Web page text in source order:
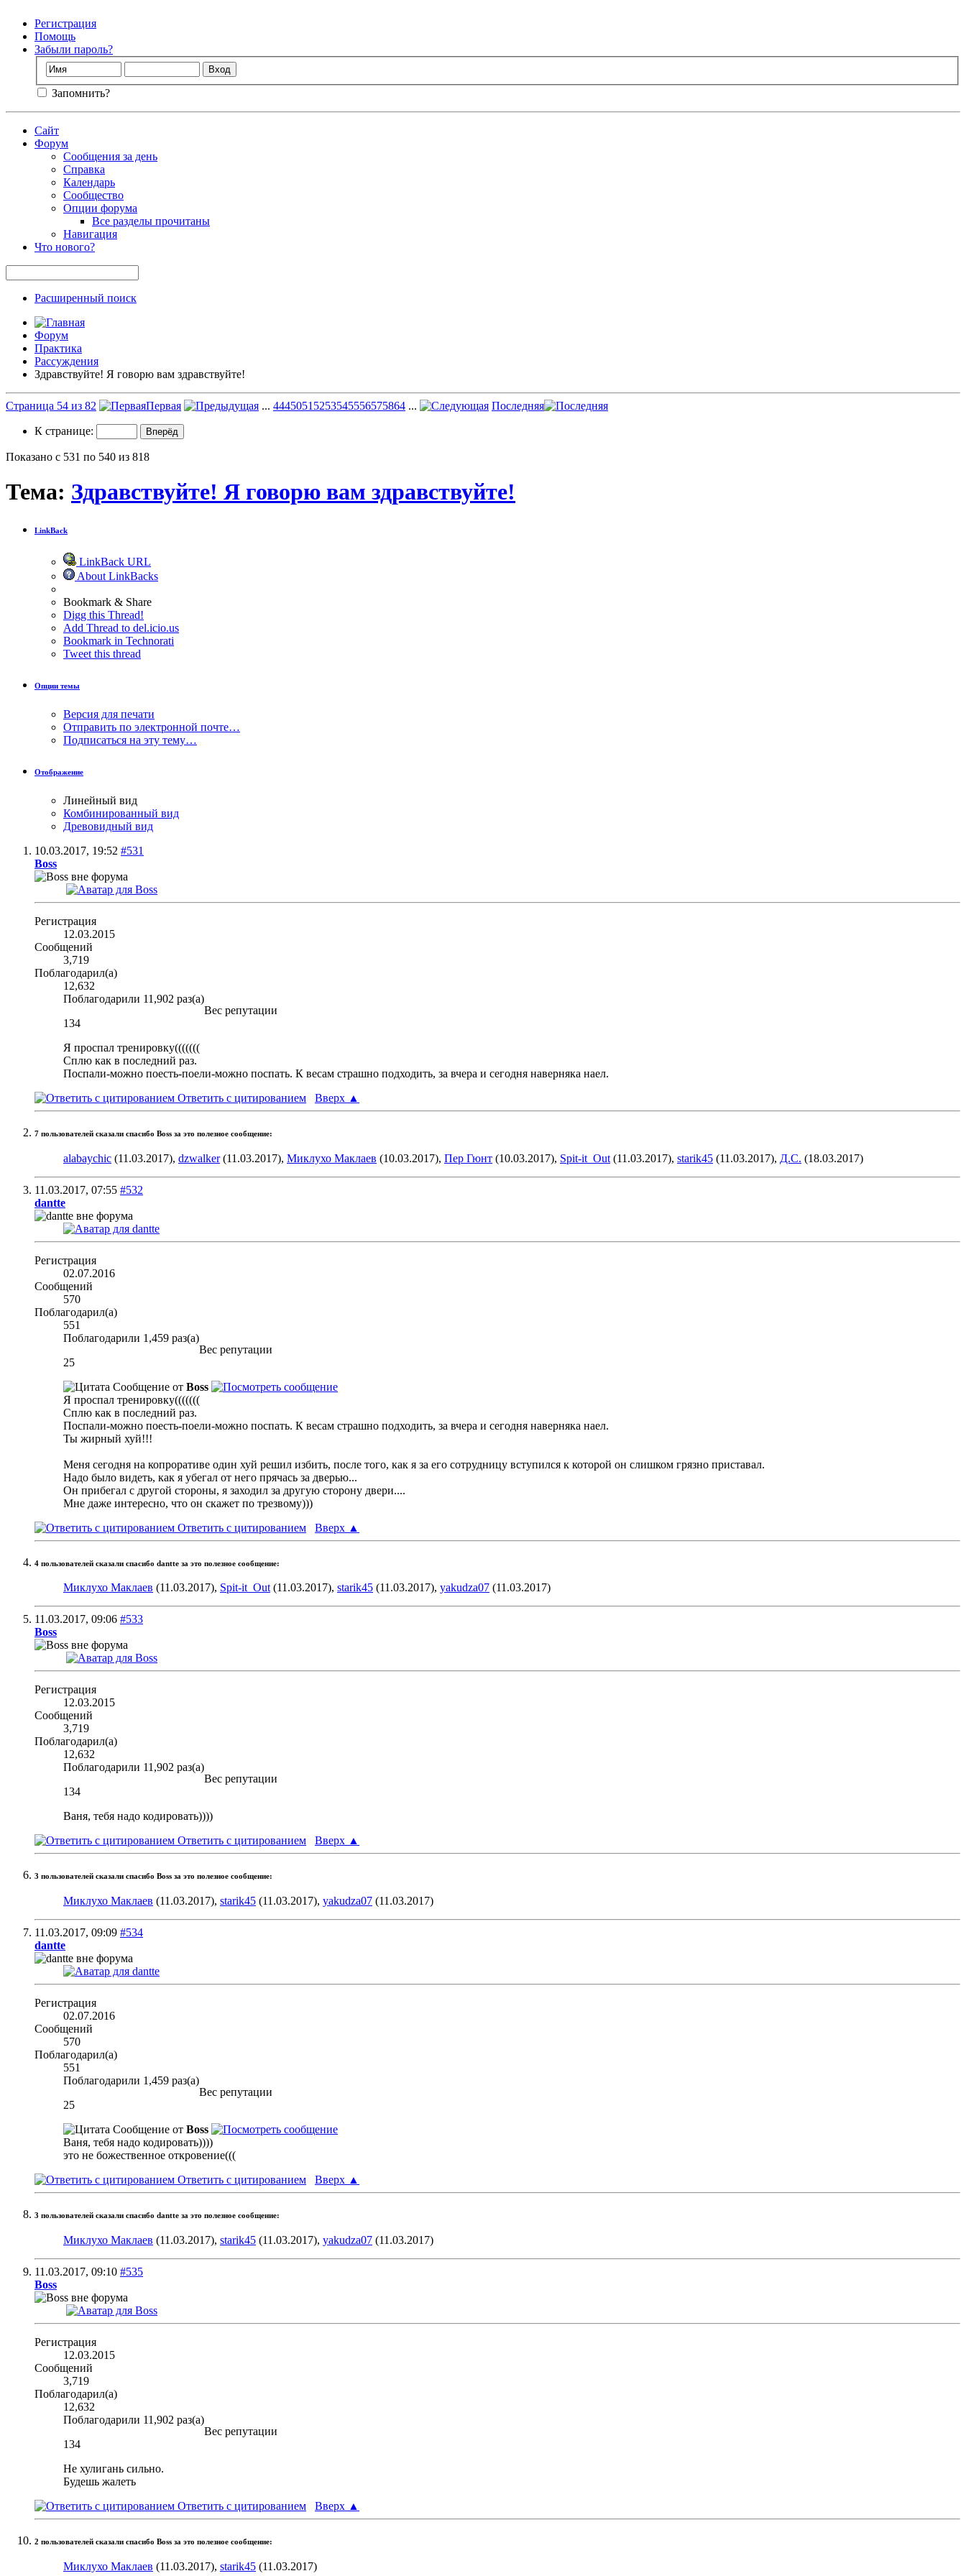
Регистрация
Помощь
Забыли пароль?
Запомнить?
Сайт
Форум
Сообщения за день
Справка
Календарь
Сообщество
Опции форума
Все разделы прочитаны
Навигация
Что нового?
Расширенный поиск
Форум
Практика
Рассуждения
Здравствуйте! Я говорю вам здравствуйте!
Страница 54 из 82 Первая ... 4445051 5253545556575864 ... Последняя
К странице:
Показано с 531 по 540 из 818
Тема: Здравствуйте! Я говорю вам здравствуйте!
LinkBack
LinkBack URL
About LinkBacks
Bookmark & Share
Digg this Thread!
Add Thread to del.icio.us
Bookmark in Technorati
Tweet this thread
Опции темы
Версия для печати
Отправить по электронной почте…
Подписаться на эту тему…
Отображение
Линейный вид
Комбинированный вид
Древовидный вид
10.03.2017, 19:52 #531
Boss
Регистрация
12.03.2015
Сообщений
3,719
Поблагодарил(а)
12,632
Поблагодарили 11,902 раз(а)
Вес репутации
134
Я проспал тренировку(((((((
Сплю как в последний раз.
Поспали-можно поесть-поели-можно поспать. К весам страшно подходить, за вчера и сегодня наверняка наел.
Ответить с цитированием
Вверх ▲
7 пользователей сказали cпасибо Boss за это полезное сообщение:
alabaychic (11.03.2017), dzwalker(11.03.2017), Миклухо Маклаев (10.03.2017), Пер Гюнт (10.03.2017), Spit-it_Out (11.03.2017), starik45 (11.03.2017), Д.С. (18.03.2017)
11.03.2017, 07:55 #532
dantte
Регистрация
02.07.2016
Сообщений
570
Поблагодарил(а)
551
Поблагодарили 1,459 раз(а)
Вес репутации
25
Сообщение от Boss
Я проспал тренировку(((((((
Сплю как в последний раз.
Поспали-можно поесть-поели-можно поспать. К весам страшно подходить, за вчера и сегодня наверняка наел.
Ты жирный хуй!!!
Меня сегодня на копроративе один хуй решил избить, после того, как я за его сотрудницу вступился к которой он слишком грязно приставал.
Надо было видеть, как я убегал от него прячась за дверью...
Он прибегал с другой стороны, я заходил за другую сторону двери....
Мне даже интересно, что он скажет по трезвому)))
Ответить с цитированием
Вверх ▲
4 пользователей сказали cпасибо dantte за это полезное сообщение:
Миклухо Маклаев (11.03.2017), Spit-it_Out(11.03.2017), starik45 (11.03.2017), yakudza07 (11.03.2017)
11.03.2017, 09:06 #533
Boss
Регистрация
12.03.2015
Сообщений
3,719
Поблагодарил(а)
12,632
Поблагодарили 11,902 раз(а)
Вес репутации
134
Ваня, тебя надо кодировать))))
Ответить с цитированием
Вверх ▲
3 пользователей сказали cпасибо Boss за это полезное сообщение:
Миклухо Маклаев (11.03.2017), starik45 (11.03.2017), yakudza07 (11.03.2017)
11.03.2017, 09:09 #534
dantte
Регистрация
02.07.2016
Сообщений
570
Поблагодарил(а)
551
Поблагодарили 1,459 раз(а)
Вес репутации
25
Сообщение от Boss
Ваня, тебя надо кодировать))))
это не божественное откровение(((
Ответить с цитированием
Вверх ▲
3 пользователей сказали cпасибо dantte за это полезное сообщение:
Миклухо Маклаев (11.03.2017), starik45 (11.03.2017), yakudza07 (11.03.2017)
11.03.2017, 09:10 #535
Boss
Регистрация
12.03.2015
Сообщений
3,719
Поблагодарил(а)
12,632
Поблагодарили 11,902 раз(а)
Вес репутации
134
Не хулигань сильно.
Будешь жалеть
Ответить с цитированием
Вверх ▲
2 пользователей сказали cпасибо Boss за это полезное сообщение:
Миклухо Маклаев (11.03.2017), starik45 (11.03.2017)